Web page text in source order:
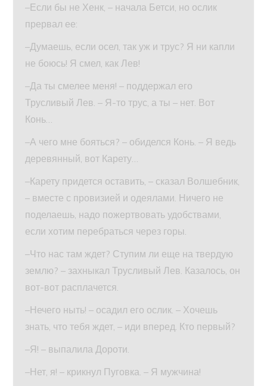
–Если бы не Хенк, – начала Бетси, но ослик
прервал ее:
–Думаешь, если осел, так уж и трус? Я ни капли
не боюсь! Я смел, как Лев!
–Да ты смелее меня! – поддержал его
Трусливый Лев. – Я-то трус, а ты – нет. Вот
Конь…
–А чего мне бояться? – обиделся Конь. – Я ведь
деревянный, вот Карету…
–Карету придется оставить, – сказал Волшебник,
– вместе с провизией и одеялами. Ничего не
поделаешь, надо пожертвовать удобствами,
если хотим перебраться через горы.
–Что нас там ждет? Ступим ли еще на твердую
землю? – захныкал Трусливый Лев. Казалось, он
вот-вот расплачется.
–Нечего ныть! – осадил его ослик. – Хочешь
знать, что тебя ждет, – иди вперед. Кто первый?
–Я! – выпалила Дороти.
–Нет, я! – крикнул Пуговка. – Я мужчина!